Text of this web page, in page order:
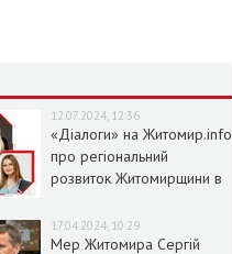
12.07.2024, 12:36
«Діалоги» на Житомир.info
про регіональний
розвиток Житомирщини в
17.04.2024, 10:29
Мер Житомира Сергій